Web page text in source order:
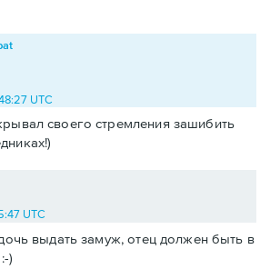
UTC
своего стремления зашибить
UTC
выдать замуж, отец должен быть в
)